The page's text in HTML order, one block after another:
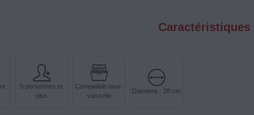
Caractéristiques
5 personnes et
plus
Compatible lave-
vaisselle
Diamètre : 28 cm